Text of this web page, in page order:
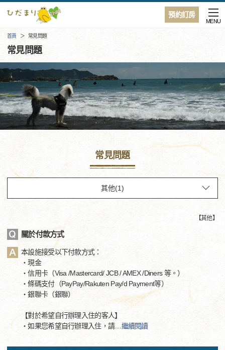
預約訂房
MENU
首頁 常見問題
常見問題
常見問題
【其他】
關於付款方式
本設施接受以下付款方式：
・現金
・信用卡（Visa /Mastercard/ JCB / AMEX /Diners 等。）
・條碼支付（PayPay/Rakuten Pay/d Payment等）
・銀聯卡（銀聯）
【對於希望自行辦理入住的客人】
・如果您希望自行辦理入住，請…繼續閱讀